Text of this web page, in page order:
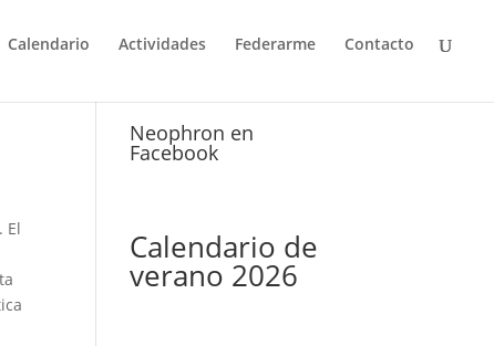
Calendario Actividades Federarme Contacto
El
Neophron en
Facebook
Calendario de
verano 2026